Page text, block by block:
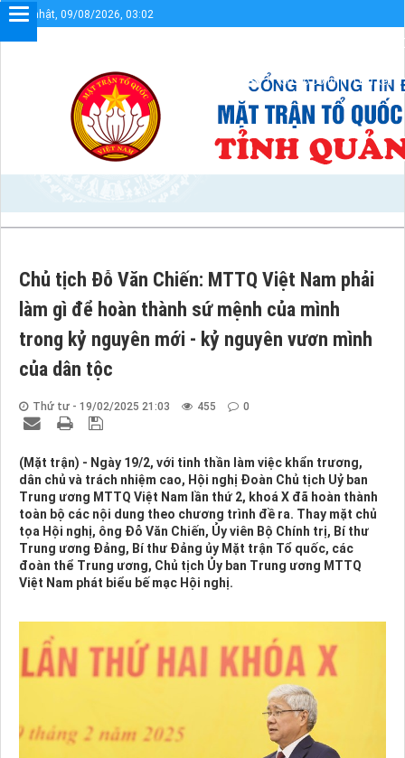
Chủ nhật, 09/08/2026, 03:02
Chào mừng bạn đến với Cổng thông tin điện tử UBMTTQVN tỉnh
Sơ đồ cổng Liên kết
Chủ tịch Đỗ Văn Chiến: MTTQ Việt Nam phải
làm gì để hoàn thành sứ mệnh của mình
trong kỷ nguyên mới - kỷ nguyên vươn mình
của dân tộc
Thứ tư - 19/02/2025 21:03 455 0
(Mặt trận) - Ngày 19/2, với tinh thần làm việc khẩn trương,
dân chủ và trách nhiệm cao, Hội nghị Đoàn Chủ tịch Uỷ ban
Trung ương MTTQ Việt Nam lần thứ 2, khoá X đã hoàn thành
toàn bộ các nội dung theo chương trình đề ra. Thay mặt chủ
tọa Hội nghị, ông Đỗ Văn Chiến, Ủy viên Bộ Chính trị, Bí thư
Trung ương Đảng, Bí thư Đảng ủy Mặt trận Tổ quốc, các
đoàn thể Trung ương, Chủ tịch Ủy ban Trung ương MTTQ
Việt Nam phát biểu bế mạc Hội nghị.